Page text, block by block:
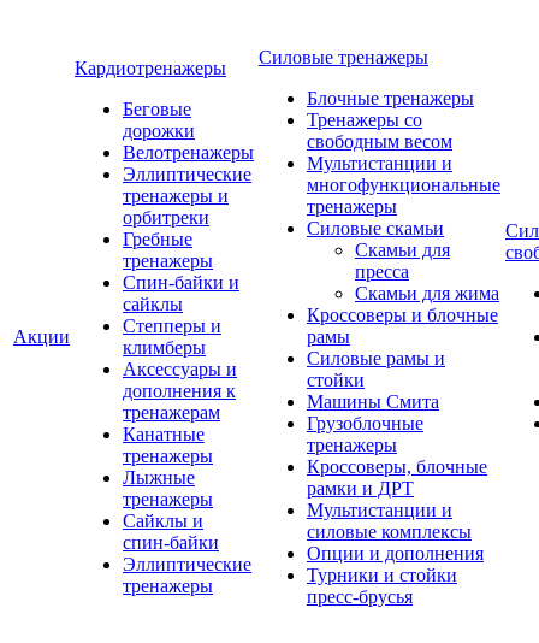
Акции
Кардиотренажеры
Беговые
дорожки
Велотренажеры
Эллиптические
тренажеры и
орбитреки
Гребные
тренажеры
Спин-байки и
сайклы
Степперы и
климберы
Аксессуары и
дополнения к
тренажерам
Канатные
тренажеры
Лыжные
тренажеры
Сайклы и
спин-байки
Эллиптические
тренажеры
Силовые тренажеры
Блочные тренажеры
Тренажеры со
свободным весом
Мультистанции и
многофункциональные
тренажеры
Силовые скамьи
Скамьи для
пресса
Скамьи для жима
Кроссоверы и блочные
рамы
Силовые рамы и
стойки
Машины Смита
Грузоблочные
тренажеры
Кроссоверы, блочные
рамки и ДРТ
Мультистанции и
силовые комплексы
Опции и дополнения
Турники и стойки
пресс-брусья